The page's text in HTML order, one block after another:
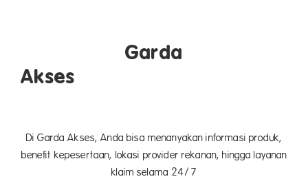
Garda
Akses
Di Garda Akses, Anda bisa menanyakan informasi produk,
benefit kepesertaan, lokasi provider rekanan, hingga layanan
klaim selama 24/7